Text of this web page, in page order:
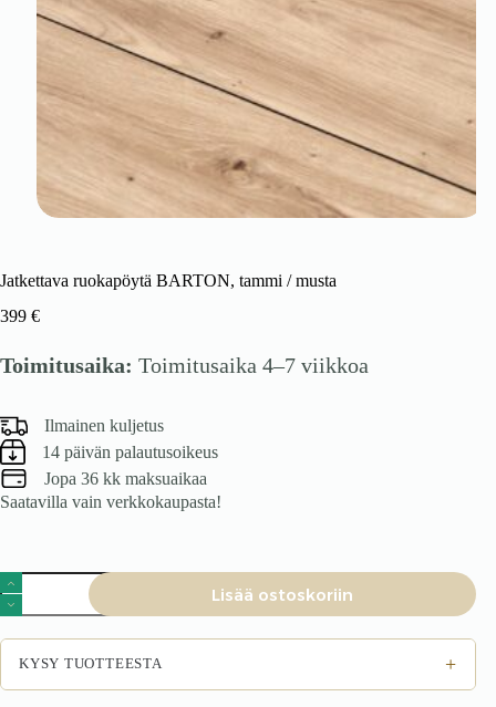
Jatkettava ruokapöytä BARTON, tammi / musta
399 €
Toimitusaika: Toimitusaika 4–7 viikkoa
Ilmainen kuljetus
14 päivän palautusoikeus
Jopa 36 kk maksuaikaa
Saatavilla vain verkkokaupasta!
Jatkettava
ruokapöytä
BARTON,
tammi
musta
määrä
Lisää ostoskoriin
KYSY TUOTTEESTA +